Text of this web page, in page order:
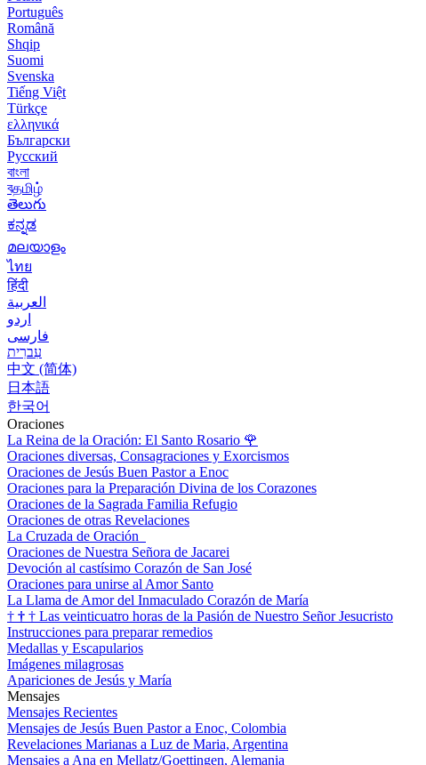
Português
Română
Shqip
Suomi
Svenska
Tiếng Việt
Türkçe
ελληνικά
Български
Русский
বাংলা
বதமிழ்
తెలుగు
ಕನ್ನಡ
മലയാളം
ไทย
हिंदी
العربية
اردو
فارسی
עִברִית
中文 (简体)
日本語
한국어
Oraciones
La Reina de la Oración: El Santo Rosario 🌹
Oraciones diversas, Consagraciones y Exorcismos
Oraciones de Jesús Buen Pastor a Enoc
Oraciones para la Preparación Divina de los Corazones
Oraciones de la Sagrada Familia Refugio
Oraciones de otras Revelaciones
La Cruzada de Oración
Oraciones de Nuestra Señora de Jacarei
Devoción al castísimo Corazón de San José
Oraciones para unirse al Amor Santo
La Llama de Amor del Inmaculado Corazón de María
† † † Las veinticuatro horas de la Pasión de Nuestro Señor Jesucristo
Instrucciones para preparar remedios
Medallas y Escapularios
Imágenes milagrosas
Apariciones de Jesús y María
Mensajes
Mensajes Recientes
Mensajes de Jesús Buen Pastor a Enoc, Colombia
Revelaciones Marianas a Luz de Maria, Argentina
Mensajes a Ana en Mellatz/Goettingen, Alemania